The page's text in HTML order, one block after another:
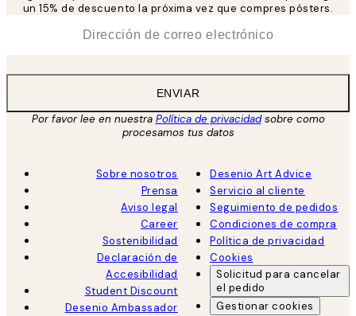
un 15% de descuento la próxima vez que compres pósters.
ENVIAR
Por favor lee en nuestra Política de privacidadsobre como
procesamos tus datos
Sobre nosotros
Prensa
Aviso legal
Career
Sostenibilidad
Declaración de
Accesibilidad
Student Discount
Desenio Ambassador
Desenio Art Advice
Servicio al cliente
Seguimiento de pedidos
Condiciones de compra
Política de privacidad
Cookies
Solicitud para cancelar
el pedido
Gestionar cookies